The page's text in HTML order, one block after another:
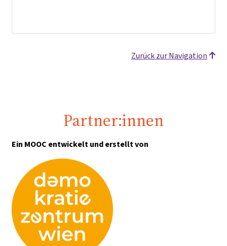
Zurück zur Navigation
Partner:innen
Ein MOOC entwickelt und erstellt von